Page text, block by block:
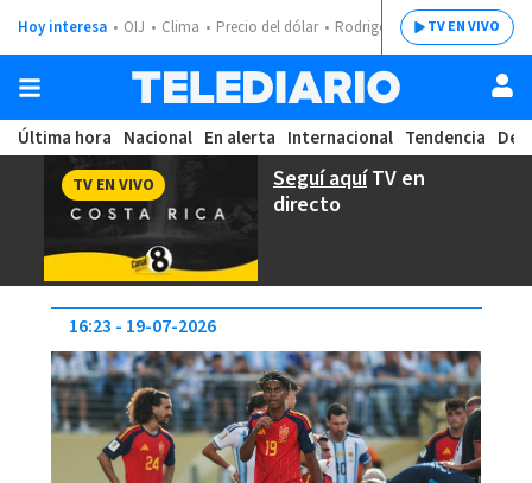
Hoy interesa OIJ Clima Precio del dólar Rodrigo ChavesTV EN VIVO
Última hora Nacional En alerta Internacional Tendencia
Seguí aquíTV en
directo
TV EN VIVO
16:23 19-07-2026